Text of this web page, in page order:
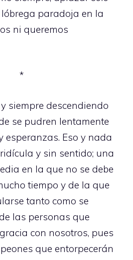
paradoja en la
ni queremos
*
siempre descendiendo
se pudren lentamente
esperanzas. Eso y nada
y sin sentido; una
en la que no se debe
tiempo y de la que
tanto como se
las personas que
con nosotros, pues
que entorpecerán